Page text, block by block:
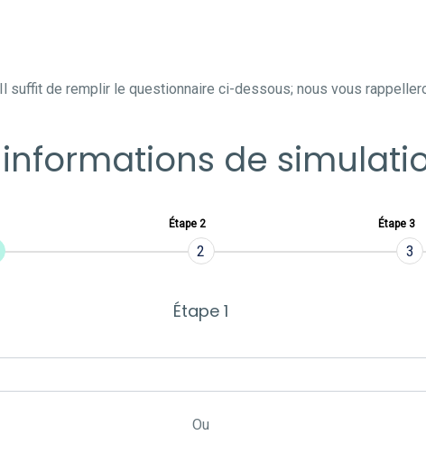
suffit de remplir le questionnaire ci-dessous; nous vous
de
2
Étape 2
3
Étape 3
Étape 1
Ou